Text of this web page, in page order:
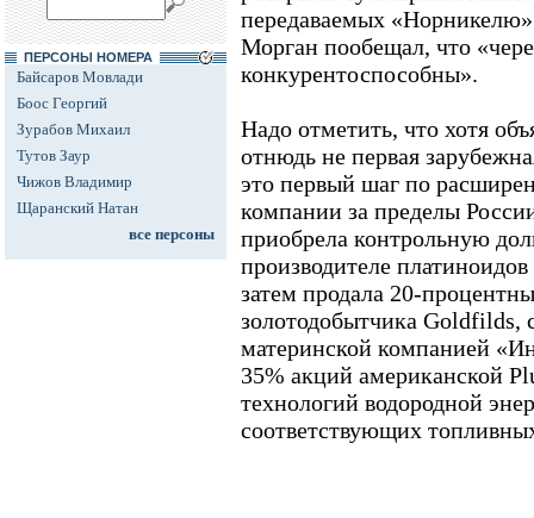
ПЕРСОНЫ НОМЕРА
Байсаров Мовлади
Боос Георгий
Зурабов Михаил
Тутов Заур
Чижов Владимир
Щаранский Натан
все персоны
передаваемых
Морган пообещал, что
конкурентоспособны».
Надо отметить, что хотя
отнюдь не первая
это первый шаг по
компании за пределы
приобрела контрольную
производителе
затем продала 20-
золотодобытчика Goldfilds,
материнской компанией
35% акций американской
технологий водородной
соответствующих